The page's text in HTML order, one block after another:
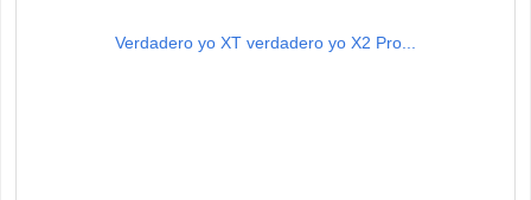
Verdadero yo XT verdadero yo X2 Pro...